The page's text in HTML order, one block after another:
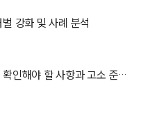
강화 및 사례 분석
업무상횡령공소시효가 임박했다면 확인해야 할 사항과 고소 준비 방법